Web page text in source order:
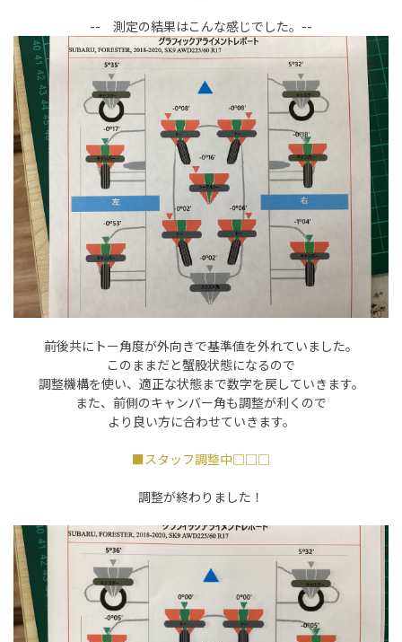
-- 測定の結果はこんな感じでした。--
前後共にトー角度が外向きで基準値を外れていました。
このままだと蟹股状態になるので
調整機構を使い、適正な状態まで数字を戻していきます。
また、前側のキャンバー角も調整が利くので
より良い方に合わせていきます。
■スタッフ調整中□□□
調整が終わりました！